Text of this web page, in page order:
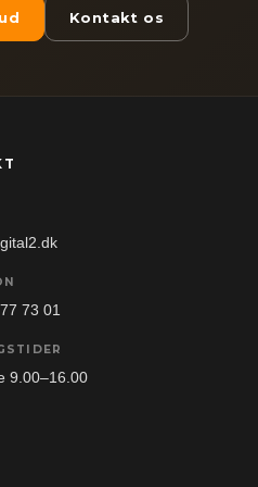
Kontakt os
73 01
9.00–16.00